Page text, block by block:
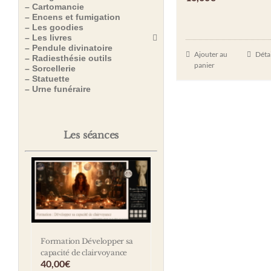
– Cartomancie
– Encens et fumigation
– Les goodies
– Les livres
– Pendule divinatoire
– Radiesthésie outils
– Sorcellerie
– Statuette
– Urne funéraire
Les séances
Formation Développer sa
capacité de clairvoyance
40,00€
Ajouter au
panier